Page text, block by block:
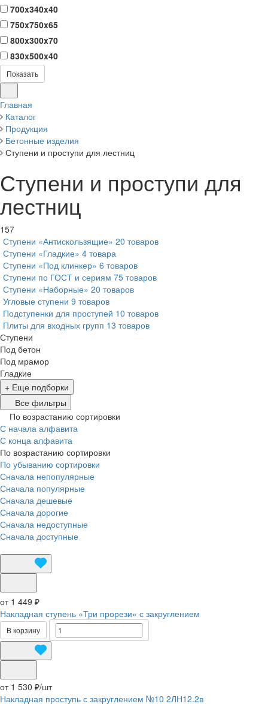
700x340x40
750x750x65
800x300x70
830x500x40
Показать
Главная
Каталог
Продукция
Бетонные изделия
Ступени и проступи для лестниц
Ступени и проступи для
лестниц
157
Ступени «Антискользящие» 20 товаров
Ступени «Гладкие» 4 товара
Ступени «Под клинкер» 6 товаров
Ступени по ГОСТ и сериям 75 товаров
Ступени «Наборные» 20 товаров
Угловые ступени 9 товаров
Подступенки для проступей 10 товаров
Плиты для входных групп 13 товаров
Ступени
Под бетон
Под мрамор
Гладкие
+ Еще подборки
Все фильтры
По возрастанию сортировки
С начала алфавита
С конца алфавита
По возрастанию сортировки
По убыванию сортировки
Сначала непопулярные
Сначала популярные
Сначала дешевые
Сначала дорогие
Сначала недоступные
Сначала доступные
от 1 449 ₽
Накладная ступень «Три прорези» с закруглением
В корзину
от 1 530 ₽/шт
Накладная проступь с закруглением №10 2ЛН12.2в